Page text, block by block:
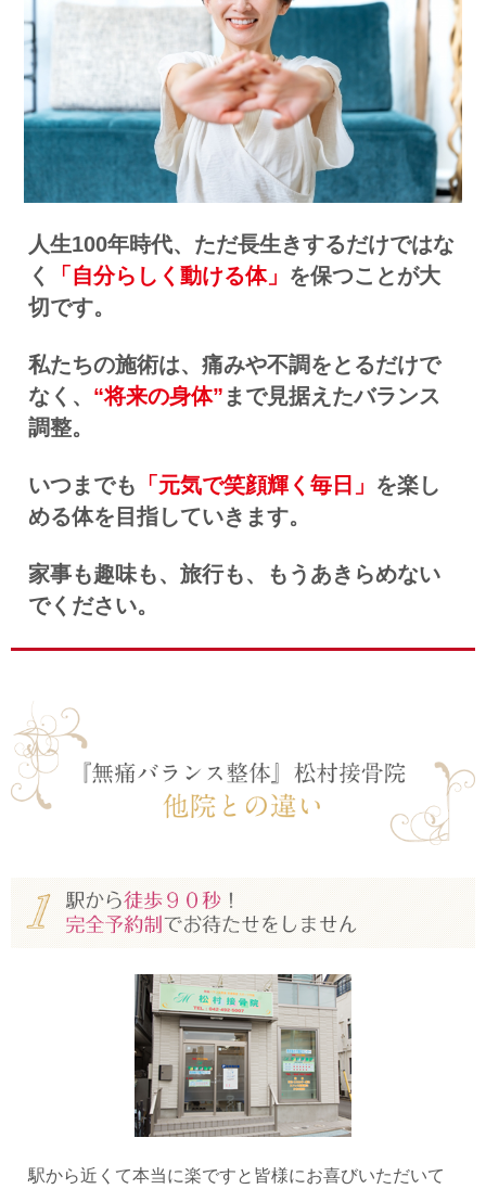
人生100年時代、ただ長生きするだけではな
く
「自分らしく動ける体」 を保つことが大
切です。
私たちの施術は、痛みや不調をとるだけで
なく、 “将来の身体”まで見据えたバランス
調整。
いつまでも 「元気で笑顔輝く毎日」 を楽し
める体を目指していきます。
家事も趣味も、旅行も、もうあきらめない
でください。
駅から近くて本当に楽ですと皆様にお喜びいただいて